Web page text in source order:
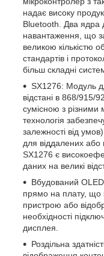
надає високу
Bluetooth. Два ядра
навантаження, що
великою кількістю
стандартів і
більш складні
SX1276: Модуль
відстані в 868/915/
сумісною з
технологія
залежності від
для віддалених або
SX1276 є
даних на великі
Вбудований
прямо на плату, що
пристрою або
необхідності
дисплея.
Роздільна